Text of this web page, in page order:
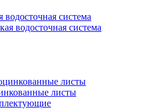
водосточная система
водосточная система
листы